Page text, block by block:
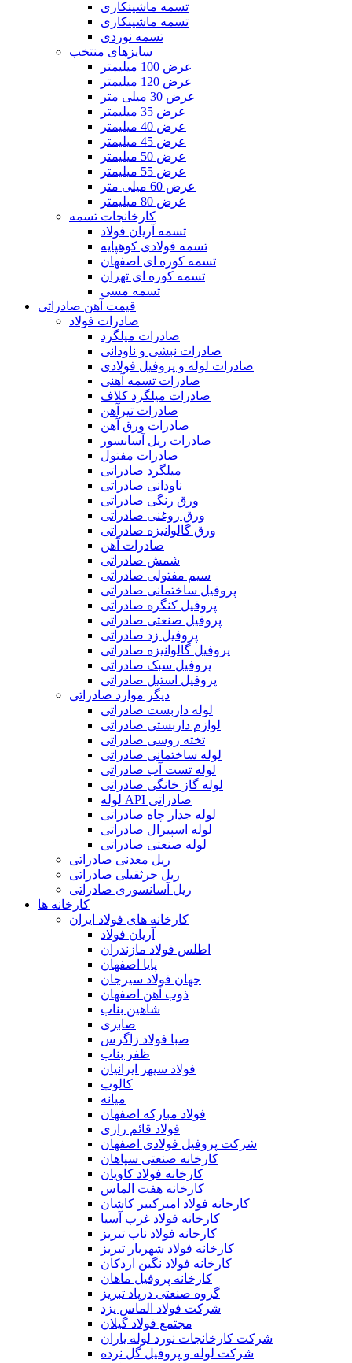
تسمه ماشینکاری
تسمه ماشینکاری
تسمه نوردی
سایزهای منتخب
عرض 100 میلیمتر
عرض 120 میلیمتر
عرض 30 میلی متر
عرض 35 میلیمتر
عرض 40 میلیمتر
عرض 45 میلیمتر
عرض 50 میلیمتر
عرض 55 میلیمتر
عرض 60 میلی متر
عرض 80 میلیمتر
کارخانجات تسمه
تسمه آریان فولاد
تسمه فولادی کوهپایه
تسمه کوره ای اصفهان
تسمه کوره ای تهران
تسمه مسی
قیمت آهن صادراتی
صادرات فولاد
صادرات میلگرد
صادرات نبشی و ناودانی
صادرات لوله و پروفیل فولادی
صادرات تسمه آهنی
صادرات میلگرد کلاف
صادرات تیرآهن
صادرات ورق آهن
صادرات ریل آسانسور
صادرات مفتول
میلگرد صادراتی
ناودانی صادراتی
ورق رنگی صادراتی
ورق روغنی صادراتی
ورق گالوانیزه صادراتی
صادرات آهن
شمش صادراتی
سیم مفتولی صادراتی
پروفیل ساختمانی صادراتی
پروفیل کنگره صادراتی
پروفیل صنعتی صادراتی
پروفیل زد صادراتی
پروفیل گالوانیزه صادراتی
پروفیل سبک صادراتی
پروفیل استیل صادراتی
دیگر موارد صادراتی
لوله داربست صادراتی
لوازم داربستی صادراتی
تخته روسی صادراتی
لوله ساختمانی صادراتی
لوله تست آب صادراتی
لوله گاز خانگی صادراتی
لوله API صادراتی
لوله جدار چاه صادراتی
لوله اسپیرال صادراتی
لوله صنعتی صادراتی
ریل معدنی صادراتی
ریل جرثقیلی صادراتی
ریل آسانسوری صادراتی
کارخانه ها
کارخانه های فولاد ایران
آریان فولاد
اطلس فولاد مازندران
پایا اصفهان
جهان فولاد سیرجان
ذوب آهن اصفهان
شاهین بناب
صابری
صبا فولاد زاگرس
ظفر بناب
فولاد سپهر ایرانیان
کالوپ
میانه
فولاد مبارکه اصفهان
فولاد قائم رازی
شركت پروفیل فولادی اصفهان
کارخانه صنعتی سپاهان
کارخانه فولاد کاویان
کارخانه هفت الماس
کارخانه فولاد امیرکبیر کاشان
کارخانه فولاد غرب آسیا
کارخانه فولاد ناب تبریز
کارخانه فولاد شهریار تبریز
کارخانه فولاد نگین اردکان
کارخانه پروفیل ماهان
گروه صنعتی درپاد تبریز
شرکت فولاد الماس یزد
مجتمع فولاد گیلان
شرکت کارخانجات نورد لوله یاران
شرکت لوله و پروفیل گل نرده